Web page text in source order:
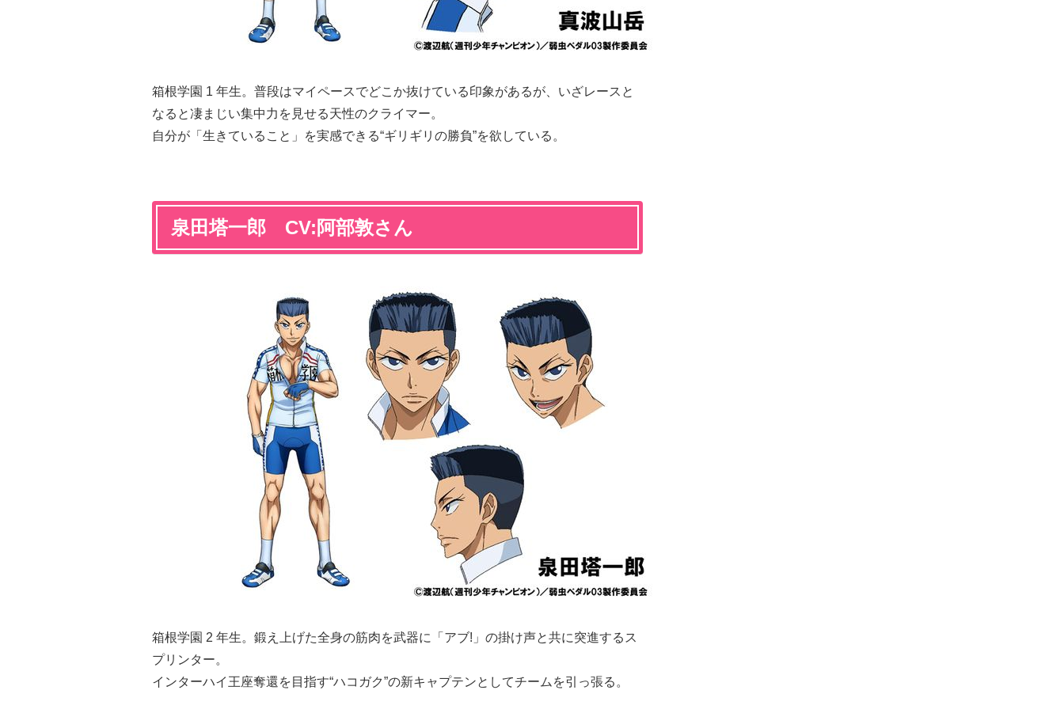
箱根学園 1 年生。普段はマイペースでどこか抜けている印象があるが、いざレースと
なると凄まじい集中力を見せる天性のクライマー。
自分が「生きていること」を実感できる“ギリギリの勝負”を欲している。
泉田塔一郎 CV:阿部敦さん
箱根学園 2 年生。鍛え上げた全身の筋肉を武器に「アブ!」の掛け声と共に突進するス
プリンター。
インターハイ王座奪還を目指す“ハコガク”の新キャプテンとしてチームを引っ張る。